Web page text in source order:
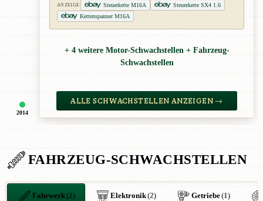
2014
ANZEIGE Steuerkette M16A
Steuerkette SX4 1.6
Kettenspanner M16A
+ 4 weitere Motor-Schwachstellen + Fahrzeug-
Schwachstellen
ALLE SCHWACHSTELLEN ANZEIGEN →
FAHRZEUG-SCHWACHSTELLEN
Fahrwerk(2) Elektronik(2) Getriebe(1)